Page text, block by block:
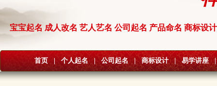
宝宝起名 成人改名 艺人艺名 公司起名 产品命名 商标设计
首页 | 个人起名 | 公司起名 | 商标设计 | 易学讲座 |